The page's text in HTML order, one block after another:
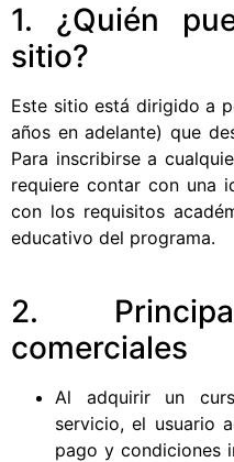
1. ¿Quién
sitio?
Este sitio está dirigido a
años en adelante) que
Para inscribirse a
requiere contar con una
con los requisitos
educativo del programa.
2.
comerciales
Al adquirir un
servicio, el usuario
pago y condiciones